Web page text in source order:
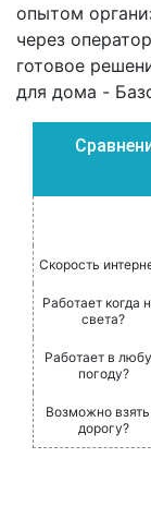
опытом
через
готовое
для дома -
Скорость
Работает когда
света?
Работает в
погоду?
Возможно взять
дорогу?